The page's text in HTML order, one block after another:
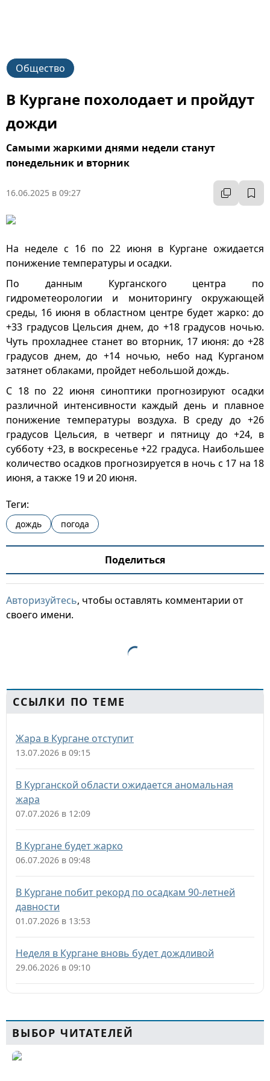
Общество
В Кургане похолодает и пройдут
дожди
Самыми жаркими днями недели станут
понедельник и вторник
16.06.2025 в 09:27
На неделе с 16 по 22 июня в Кургане ожидается
понижение температуры и осадки.
По данным Курганского центра по
гидрометеорологии и мониторингу окружающей
среды, 16 июня в областном центре будет жарко: до
+33 градусов Цельсия днем, до +18 градусов ночью.
Чуть прохладнее станет во вторник, 17 июня: до +28
градусов днем, до +14 ночью, небо над Курганом
затянет облаками, пройдет небольшой дождь.
С 18 по 22 июня синоптики прогнозируют осадки
различной интенсивности каждый день и плавное
понижение температуры воздуха. В среду до +26
градусов Цельсия, в четверг и пятницу до +24, в
субботу +23, в воскресенье +22 градуса. Наибольшее
количество осадков прогнозируется в ночь с 17 на 18
июня, а также 19 и 20 июня.
Теги:
дождь погода
Поделиться
Авторизуйтесь, чтобы оставлять комментарии от
своего имени.
ССЫЛКИ ПО ТЕМЕ
Жара в Кургане отступит
13.07.2026 в 09:15
В Курганской области ожидается аномальная
жара
07.07.2026 в 12:09
В Кургане будет жарко
06.07.2026 в 09:48
В Кургане побит рекорд по осадкам 90-летней
давности
01.07.2026 в 13:53
Неделя в Кургане вновь будет дождливой
29.06.2026 в 09:10
ВЫБОР ЧИТАТЕЛЕЙ